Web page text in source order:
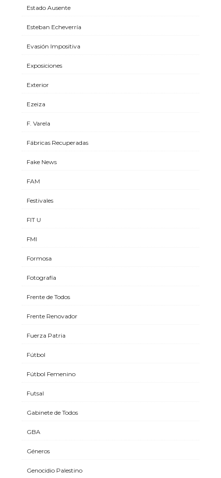
Estado Ausente
Esteban Echeverría
Evasión Impositiva
Exposiciones
Exterior
Ezeiza
F. Varela
Fábricas Recuperadas
Fake News
FAM
Festivales
FIT U
FMI
Formosa
Fotografía
Frente de Todos
Frente Renovador
Fuerza Patria
Fútbol
Fútbol Femenino
Futsal
Gabinete de Todos
GBA
Géneros
Genocidio Palestino